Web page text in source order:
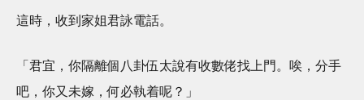
這時，收到家姐君詠電話。
「君宜，你隔離個八卦伍太說有收數佬找上門。唉，分手
吧，你又未嫁，何必執着呢？」